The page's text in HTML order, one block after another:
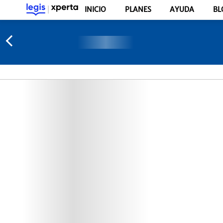
INICIO PLANES AYUDA